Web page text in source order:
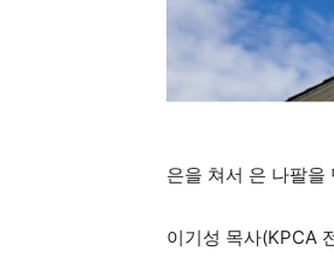
은을 쳐서 은 나팔을
이기성 목사(KPCA